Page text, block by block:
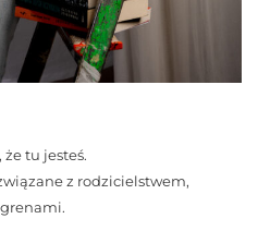
tu jesteś.
z rodzicielstwem,